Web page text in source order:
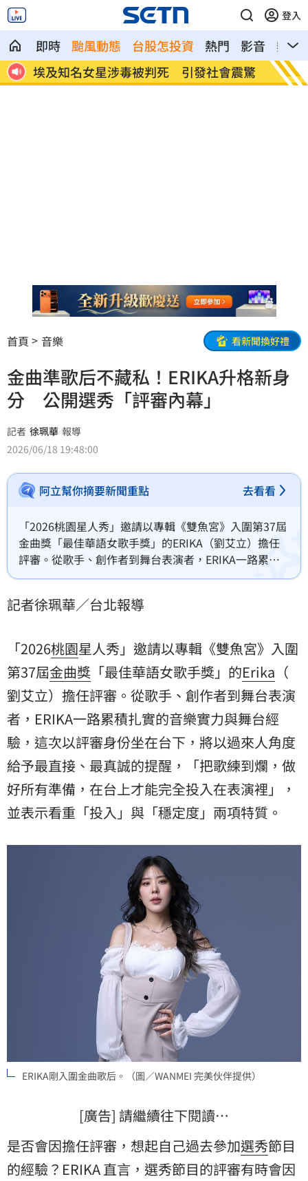
登入
即時 颱風動態 台股怎投資 熱門 影音
熱搜
埃及知名女星涉毒被判死 引發社會震驚 桃園
首頁 音樂 看新聞換好禮
金曲準歌后不藏私！ERIKA升格新身
分 公開選秀「評審內幕」
記者 徐珮華 報導
2026/06/18 19:48:00
阿立幫你摘要新聞重點 去看看
「2026桃園星人秀」邀請以專輯《雙魚宮》入圍第37屆
金曲獎「最佳華語女歌手獎」的ERIKA（劉艾立）擔任
評審。從歌手、創作者到舞台表演者，ERIKA一路累積
扎實的音樂實力與舞台經驗，這次以評審身份坐在台
歌練到爛，做好所有準備，在台上才能完全投入在表演
記者徐珮華／台北報導
「2026桃園星人秀」邀請以專輯《雙魚宮》入圍
第37屆金曲獎 「最佳華語女歌手獎」的Erika （
劉艾立）擔任評審。從歌手、創作者到舞台表演
者，ERIKA一路累積扎實的音樂實力與舞台經
驗，這次以評審身份坐在台下，將以過來人角度
給予最直接、最真誠的提醒，「把歌練到爛，做
好所有準備，在台上才能完全投入在表演裡」，
並表示看重「投入」與「穩定度」兩項特質。
ERIKA剛入圍金曲歌后。（圖／WANMEI 完美伙伴提供）
[廣告] 請繼續往下閱讀…
是否會因擔任評審，想起自己過去參加選秀節目
的經驗？ERIKA 直言，選秀節目的評審有時會因